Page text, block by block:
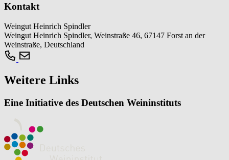
Kontakt
Weingut Heinrich Spindler
Weingut Heinrich Spindler, Weinstraße 46, 67147 Forst an der
Weinstraße, Deutschland
Weitere Links
Eine Initiative des Deutschen Weininstituts